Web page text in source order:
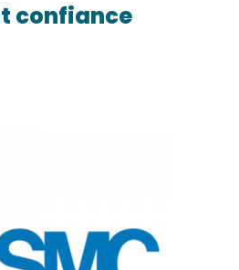
confiance